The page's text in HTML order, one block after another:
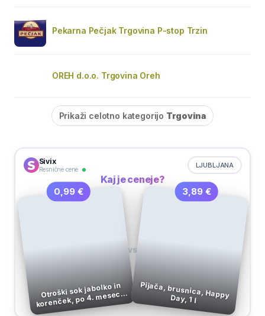
Pekarna Pečjak Trgovina P-stop Trzin
OREH d.o.o. Trgovina Oreh
Prikaži celotno kategorijo Trgovina
Sivix
Resnične cene
LJUBLJANA
Kaj je ceneje?
0,99 €
Otroški sok jabolko in
korenček, po 4. mesecu,
Frutek, 125 ml
VS
3,89 €
Pijača, brusnica, Happy
Day, 1 l